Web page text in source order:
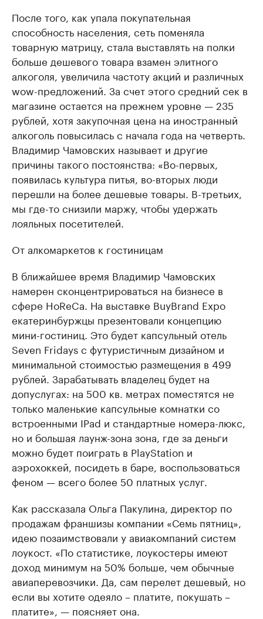
После того, как упала покупательная
способность населения, сеть поменяла
товарную матрицу, стала выставлять на полки
больше дешевого товара взамен элитного
алкоголя, увеличила частоту акций и различных
wow-предложений. За счет этого средний сек в
магазине остается на прежнем уровне — 235
рублей, хотя закупочная цена на иностранный
алкоголь повысилась с начала года на четверть.
Владимир Чамовских называет и другие
причины такого постоянства: «Во-первых,
появилась культура питья, во-вторых люди
перешли на более дешевые товары. В-третьих,
мы где-то снизили маржу, чтобы удержать
лояльных посетителей.
От алкомаркетов к гостиницам
В ближайшее время Владимир Чамовских
намерен сконцентрироваться на бизнесе в
сфере HoReCa. На выставке BuyBrand Expo
екатеринбуржцы презентовали концепцию
мини-гостиниц. Это будет капсульный отель
Seven Fridays с футуристичным дизайном и
минимальной стоимостью размещения в 499
рублей. Зарабатывать владелец будет на
допуслугах: на 500 кв. метрах поместятся не
только маленькие капсульные комнатки со
встроенными IPad и стандартные номера-люкс,
но и большая лаунж-зона зона, где за деньги
можно будет поиграть в PlayStation и
аэрохоккей, посидеть в баре, воспользоваться
феном — всего более 50 платных услуг.
Как рассказала Ольга Пакулина, директор по
продажам франшизы компании «Семь пятниц»,
идею позаимствовали у авиакомпаний систем
лоукост. «По статистике, лоукостеры имеют
доход минимум на 50% больше, чем обычные
авиаперевозчики. Да, сам перелет дешевый, но
если вы хотите одеяло – платите, покушать –
платите», — поясняет она.